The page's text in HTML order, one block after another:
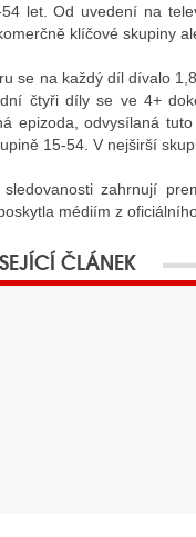
let. Od uvedení na
klíčové skupiny
se na každý díl dívalo
čtyři díly se ve 4+
epizoda, odvysílaná
15-54. V nejširší
sledovanosti zahrnují
médiím z